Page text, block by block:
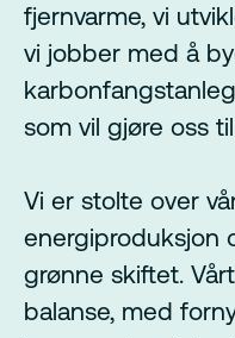
fjernvarme, vi
vi jobber med å
som vil gjøre oss
Vi er stolte over
energiproduksjon
grønne skiftet.
balanse, med